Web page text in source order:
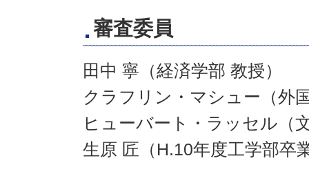
審査委員
田中 寧（経済学部 教授）
クラフリン・マシュー（外
ヒューバート・ラッセル（
生原 匠（H.10年度工学部卒